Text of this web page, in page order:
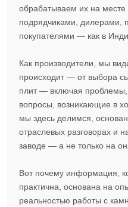
обрабатываем их на месте
подрядчиками, дилерами,
покупателями — как в
Как производители, мы
происходит — от выбора
плит — включая
вопросы, возникающие в
мы здесь делимся,
отраслевых разговорах и
заводе — а не только на
Вот почему информация,
практична, основана на
реальностью работы с